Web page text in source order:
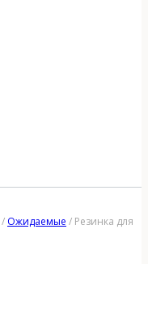
/ Ожидаемые / Резинка для